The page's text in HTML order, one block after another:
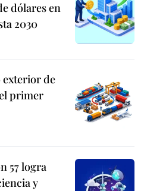
dólares en
2030
exterior de
primer
57 logra
y